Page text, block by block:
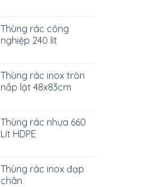
Thùng rác công
nghiệp 240 lít
Thùng rác inox tròn
nắp lật 48x83cm
Thùng rác nhựa 660
Lít HDPE
Thùng rác inox đạp
chân